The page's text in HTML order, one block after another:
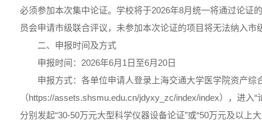
必须参加本次集中论证。学校将于2026年8月统一将通过论证
员会申请市级联合评议，未参加本次论证的项目将无法纳入市
二、申报时间及方式
申报时间：2026年6月1日至6月20日
申报方式：各单位申请人登录上海交通大学医学院资产综
（https://assets.shsmu.edu.cn/jdyxy_zc/index/index），进入
分别发起“30-50万元大型科学仪器设备论证”或“50万元及以上